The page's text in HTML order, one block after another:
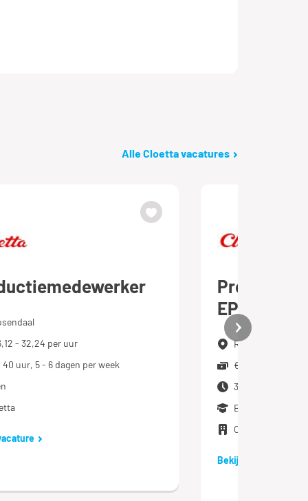
Alle Cloetta vacatures
- 32,24 per uur
40 uur, 5 - 6 dagen per week
EPT
Roosendaal
€ 16,12 - 32,24
33 - 40 uur, 5 - 6
Basisonderwijs
Cloetta
Bekijk vacature